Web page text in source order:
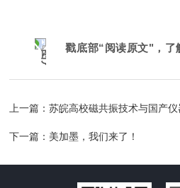
戳底部“阅读原文"，了
上一篇：苏皖高校磁共振技术与国产
下一篇： 美加墨，我们来了！